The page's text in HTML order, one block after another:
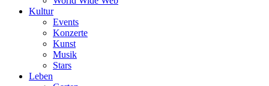
Kultur
Events
Konzerte
Kunst
Musik
Stars
Leben